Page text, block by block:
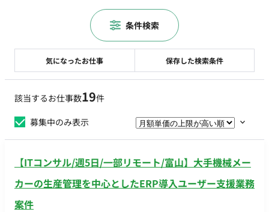
該当するお仕事数19件
募集中のみ表示
【ITコンサル/週5日/一部リモート/富山】大手機械メー
カーの生産管理を中心としたERP導入ユーザー支援業務
案件
気になったお仕事 保存した検索条件
条件検索